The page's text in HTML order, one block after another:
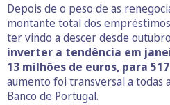
Depois de o peso de as
montante total dos
ter vindo a descer desde
inverter a tendência em
13 milhões de euros, para
aumento foi transversal a todas
Banco de Portugal.